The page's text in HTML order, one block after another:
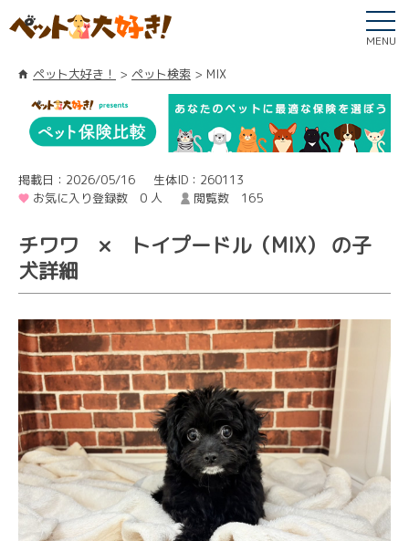
MENU
ペット大好き！ ペット検索 MIX
掲載日：2026/05/16
生体ID：260113
お気に入り登録数 0 人
閲覧数 165
チワワ × トイプードル（MIX） の子
犬詳細